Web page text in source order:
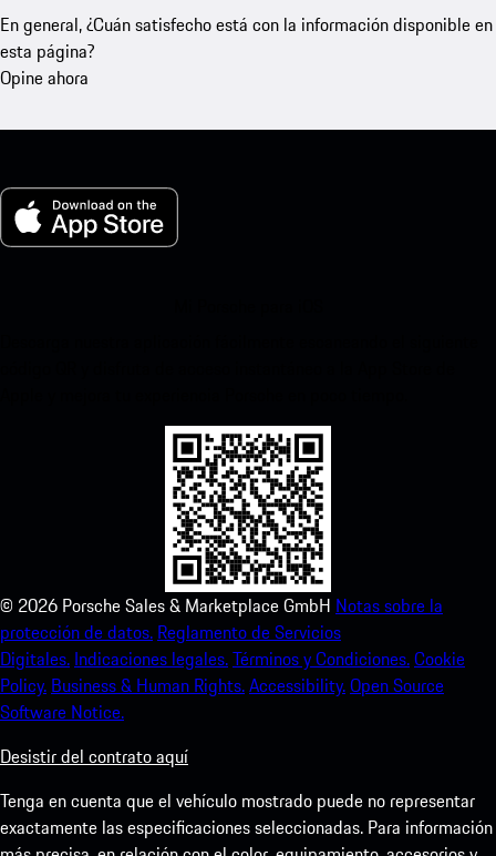
En general, ¿Cuán satisfecho está con la información disponible en
esta página?
Opine ahora
© 2026 Porsche Sales & Marketplace GmbH Notas sobre la
protección de datos. Reglamento de Servicios
Digitales. Indicaciones legales.Términos y Condiciones.Cookie
Policy. Business & Human Rights.Accessibility.Open Source
Software Notice.
Desistir del contrato aquí
Tenga en cuenta que el vehículo mostrado puede no representar
exactamente las especificaciones seleccionadas. Para información